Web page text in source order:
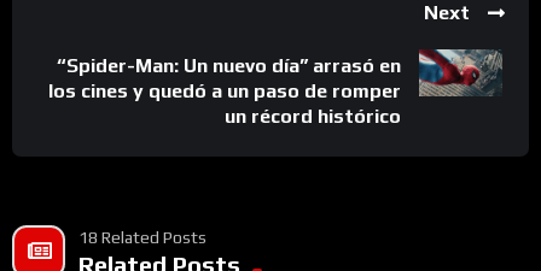
Next
“Spider-Man: Un nuevo día” arrasó en
los cines y quedó a un paso de romper
un récord histórico
18 Related Posts
Related Posts
0